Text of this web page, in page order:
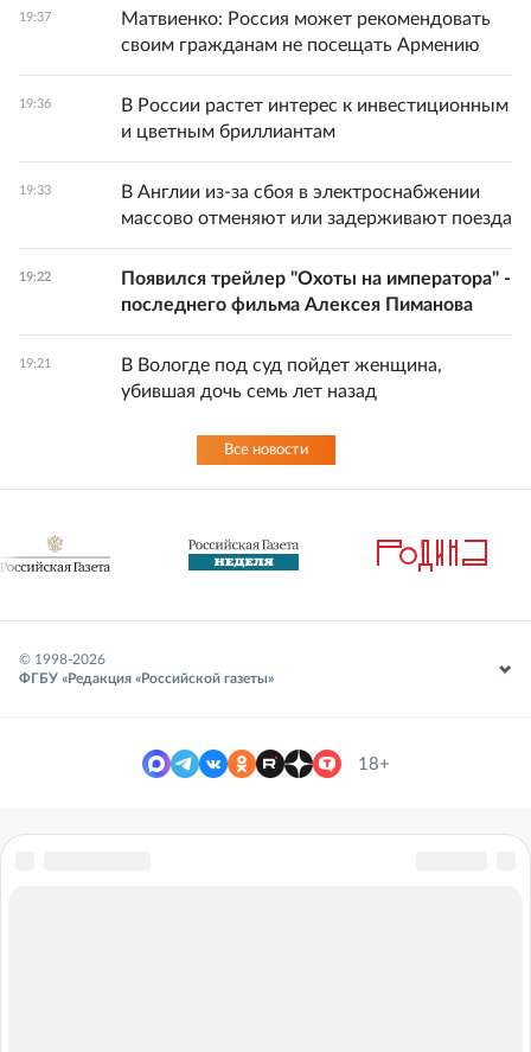
19:37
Матвиенко: Россия может рекомендовать
своим гражданам не посещать Армению
19:36
В России растет интерес к инвестиционным
и цветным бриллиантам
19:33
В Англии из-за сбоя в электроснабжении
массово отменяют или задерживают поезда
19:22
Появился трейлер "Охоты на императора" -
последнего фильма Алексея Пиманова
19:21
В Вологде под суд пойдет женщина,
убившая дочь семь лет назад
Все новости
© 1998-2026
ФГБУ «Редакция «Российской газеты»
18+